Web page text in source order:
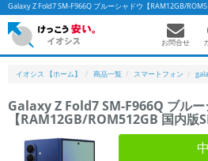
Galaxy Z Fold7 SM-F966Q ブルーシャドウ【RAM12GB/
お問合せ
イオシス 【ホーム】 商品一覧 スマートフォン
Galaxy Z Fold7 SM-F966Q ブルー
【RAM12GB/ROM512GB 国内版
かんたんパソコン検索に切